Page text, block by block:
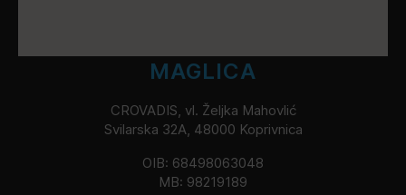
MAGLICA
CROVADIS, vl. Željka Mahovlić
Svilarska 32A, 48000 Koprivnica
OIB: 68498063048
MB: 98219189